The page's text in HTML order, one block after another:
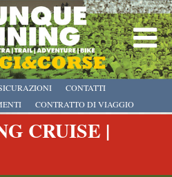
CONTRATTO DI VIAGGIO
CONTATTI
CRUISE |